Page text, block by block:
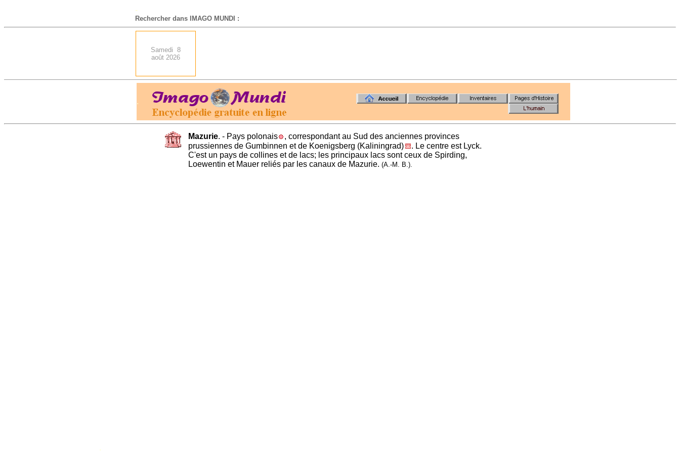
-
Rechercher dans IMAGO MUNDI :
Samedi 8
août 2026
.
Mazurie. - Pays polonais
, correspondant au Sud des anciennes provinces
prussiennes de Gumbinnen et de Koenigsberg (Kaliningrad)
. Le centre est Lyck.
C'est un pays de collines et de lacs; les principaux lacs sont ceux de Spirding,
Loewentin et Mauer reliés par les canaux de Mazurie. (A.-M. B.).
.